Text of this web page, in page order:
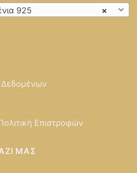
×
925
Δεδομένων
Επιστροφών
ΜΑΣ